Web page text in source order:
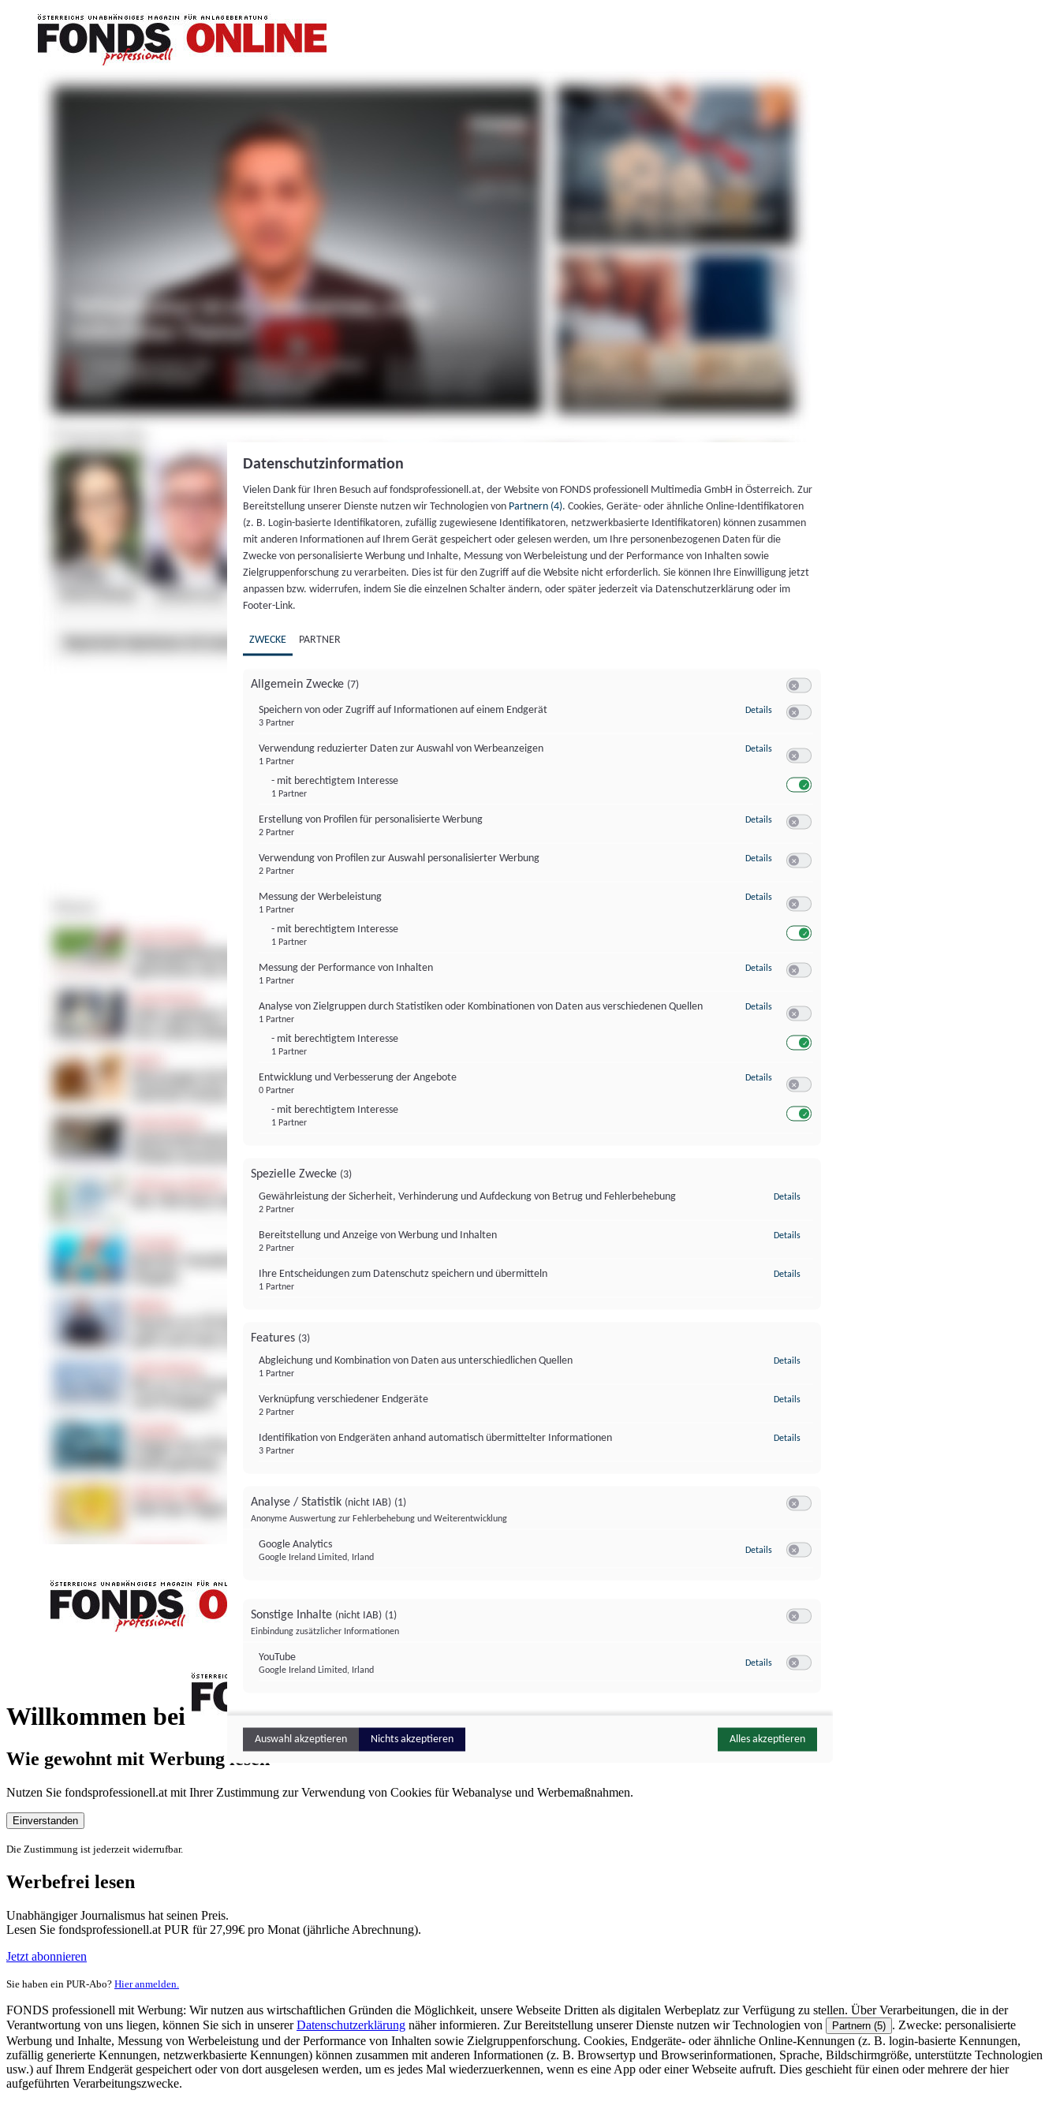
Willkommen bei
FONDS professionell
Wie gewohnt mit Werbung lesen
Nutzen Sie fondsprofessionell.at mit Ihrer Zustimmung zur Verwendung von Cookies für Webanalyse und Werbemaßnahmen.
Einverstanden
Die Zustimmung ist jederzeit widerrufbar.
Werbefrei lesen
Unabhängiger Journalismus hat seinen Preis.
Lesen Sie fondsprofessionell.at PUR für 27,99€ pro Monat (jährliche Abrechnung).
Jetzt abonnieren
Sie haben ein PUR-Abo? Hier anmelden.
FONDS professionell mit Werbung: Wir nutzen aus wirtschaftlichen Gründen die Möglichkeit, unsere Webseite Dritten als digitalen Werbeplatz zur Verfügung zu stellen. Über Verarbeitungen, die in der
Verantwortung von uns liegen, können Sie sich in unsererDatenschutzerklärung näher informieren. Zur Bereitstellung unserer Dienste nutzen wir Technologien von Partnern (5) . Zwecke: personalisierte
Werbung und Inhalte, Messung von Werbeleistung und der Performance von Inhalten sowie Zielgruppenforschung. Cookies, Endgeräte- oder ähnliche Online-Kennungen (z. B. login-basierte Kennungen,
zufällig generierte Kennungen, netzwerkbasierte Kennungen) können zusammen mit anderen Informationen (z. B. Browsertyp und Browserinformationen, Sprache, Bildschirmgröße, unterstützte Technologien
usw.) auf Ihrem Endgerät gespeichert oder von dort ausgelesen werden, um es jedes Mal wiederzuerkennen, wenn es eine App oder einer Webseite aufruft. Dies geschieht für einen oder mehrere der hier
aufgeführten Verarbeitungszwecke.
Datenschutzinformation
Vielen Dank für Ihren Besuch auf fondsprofessionell.at, der Website von FONDS professionell Multimedia GmbH in Österreich. Zur
Bereitstellung unserer Dienste nutzen wir Technologien von Partnern (4). Cookies, Geräte- oder ähnliche Online-Identifikatoren
(z. B. Login-basierte Identifikatoren, zufällig zugewiesene Identifikatoren, netzwerkbasierte Identifikatoren) können zusammen
mit anderen Informationen auf Ihrem Gerät gespeichert oder gelesen werden, um Ihre personenbezogenen Daten für die
Zwecke von personalisierte Werbung und Inhalte, Messung von Werbeleistung und der Performance von Inhalten sowie
Zielgruppenforschung zu verarbeiten. Dies ist für den Zugriff auf die Website nicht erforderlich. Sie können Ihre Einwilligung jetzt
anpassen bzw. widerrufen, indem Sie die einzelnen Schalter ändern, oder später jederzeit via Datenschutzerklärung oder im
Footer-Link.
ZWECKE PARTNER
Allgemein Zwecke (7)
Speichern von oder Zugriff auf Informationen auf einem Endgerät
3 Partner
Details zu Speichern von oder Zugriff auf Informationen auf einem Endgerät
Verwendung reduzierter Daten zur Auswahl von Werbeanzeigen
1 Partner
- mit berechtigtem Interesse
1 Partner
Details zu Verwendung reduzierter Daten zur Auswahl von Werbeanzeigen
Erstellung von Profilen für personalisierte Werbung
2 Partner
Details zu Erstellung von Profilen für personalisierte Werbung
Verwendung von Profilen zur Auswahl personalisierter Werbung
2 Partner
Details zu Verwendung von Profilen zur Auswahl personalisierter Werbung
Messung der Werbeleistung
1 Partner
- mit berechtigtem Interesse
1 Partner
Details zu Messung der Werbeleistung
Messung der Performance von Inhalten
1 Partner
Details zu Messung der Performance von Inhalten
Analyse von Zielgruppen durch Statistiken oder Kombinationen von Daten aus verschiedenen Quellen
1 Partner
- mit berechtigtem Interesse
1 Partner
Details zu Analyse von Zielgruppen durch Statistiken oder Kombinationen von
Entwicklung und Verbesserung der Angebote
0 Partner
- mit berechtigtem Interesse
1 Partner
Details zu Entwicklung und Verbesserung der Angebote
Spezielle Zwecke (3)
Gewährleistung der Sicherheit, Verhinderung und Aufdeckung von Betrug und Fehlerbehebung
2 Partner
Details
Bereitstellung und Anzeige von Werbung und Inhalten
2 Partner
Details
Ihre Entscheidungen zum Datenschutz speichern und übermitteln
1 Partner
Details
Features (3)
Abgleichung und Kombination von Daten aus unterschiedlichen Quellen
1 Partner
Details
Verknüpfung verschiedener Endgeräte
2 Partner
Details
Identifikation von Endgeräten anhand automatisch übermittelter Informationen
3 Partner
Details
Analyse / Statistik (nicht IAB) (1)
Anonyme Auswertung zur Fehlerbehebung und Weiterentwicklung
Google Analytics
Google Ireland Limited, Irland
Details zu Google Analytics
Sonstige Inhalte (nicht IAB) (1)
Einbindung zusätzlicher Informationen
YouTube
Google Ireland Limited, Irland
Details zu YouTube
Auswahl akzeptieren Nichts akzeptieren Alles akzeptieren